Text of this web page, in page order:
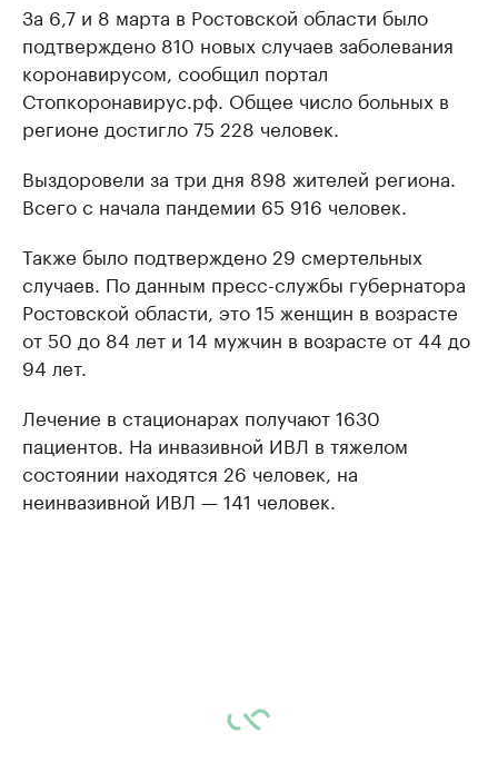
За 6,7 и 8 марта в Ростовской области было
подтверждено 810 новых случаев заболевания
коронавирусом, сообщил портал
Стопкоронавирус.рф. Общее число больных в
регионе достигло 75 228 человек.
Выздоровели за три дня 898 жителей региона.
Всего с начала пандемии 65 916 человек.
Также было подтверждено 29 смертельных
случаев. По данным пресс-службы губернатора
Ростовской области, это 15 женщин в возрасте
от 50 до 84 лет и 14 мужчин в возрасте от 44 до
94 лет.
Лечение в стационарах получают 1630
пациентов. На инвазивной ИВЛ в тяжелом
состоянии находятся 26 человек, на
неинвазивной ИВЛ — 141 человек.